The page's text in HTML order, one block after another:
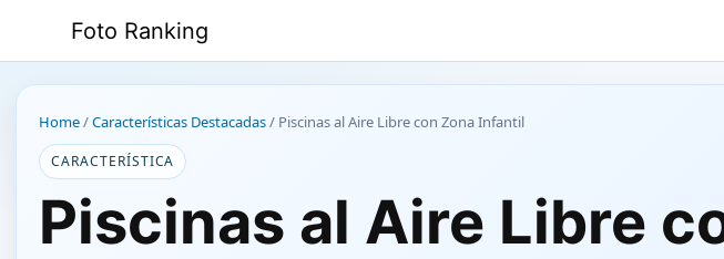
contenido
Foto Ranking
Home/Características Destacadas/ Piscinas al Aire Libre con Zona Infantil
CARACTERÍSTICA
Piscinas al Aire Libre